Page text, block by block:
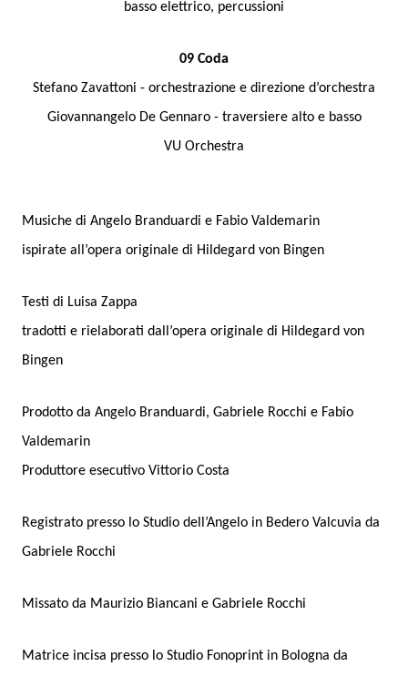
basso elettrico, percussioni
09 Coda
Stefano Zavattoni - orchestrazione e direzione d’orchestra
Giovannangelo De Gennaro - traversiere alto e basso
VU Orchestra
Musiche di Angelo Branduardi e Fabio Valdemarin
ispirate all’opera originale di Hildegard von Bingen
Testi di Luisa Zappa
tradotti e rielaborati dall’opera originale di Hildegard von
Bingen
Prodotto da Angelo Branduardi, Gabriele Rocchi e Fabio
Valdemarin
Produttore esecutivo Vittorio Costa
Registrato presso lo Studio dell’Angelo in Bedero Valcuvia da
Gabriele Rocchi
Missato da Maurizio Biancani e Gabriele Rocchi
Matrice incisa presso lo Studio Fonoprint in Bologna da